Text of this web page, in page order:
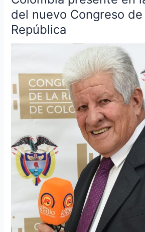
del nuevo Congreso de
República
Guerrero,
Gerente
de
Colombia
presente
en
la
del
nuevo
Congreso
de
República